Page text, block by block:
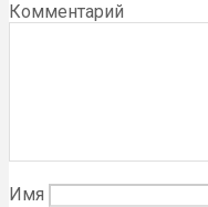
Комментарий
Имя